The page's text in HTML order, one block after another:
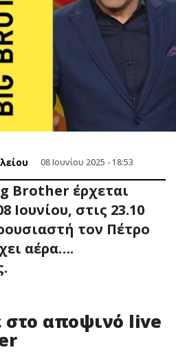
08 Ιουνίου 2025 - 18:53
Brother έρχεται
Ιουνίου, στις 23.10
τον Πέτρο
αέρα….
στο αποψινό live